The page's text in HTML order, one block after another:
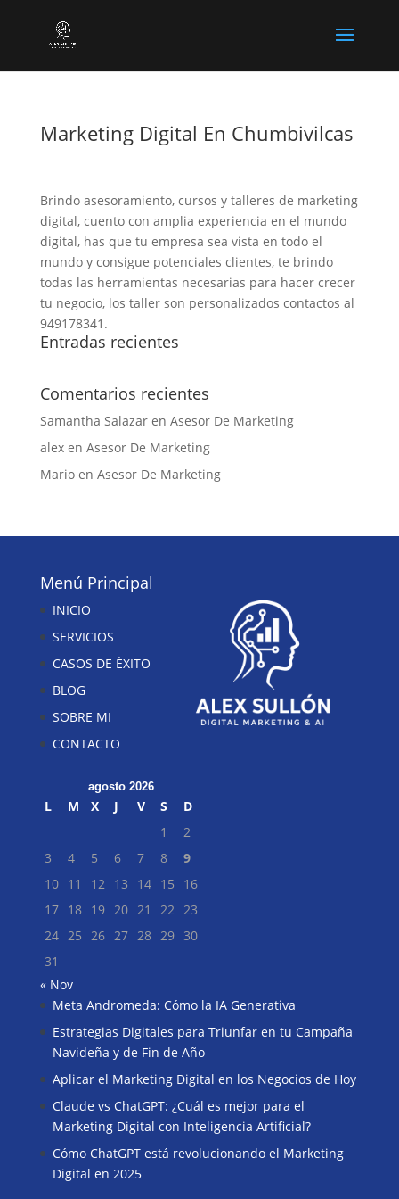
Marketing Digital En Chumbivilcas
Brindo asesoramiento, cursos y talleres de marketing
digital, cuento con amplia experiencia en el mundo
digital, has que tu empresa sea vista en todo el
mundo y consigue potenciales clientes, te brindo
todas las herramientas necesarias para hacer crecer
tu negocio, los taller son personalizados contactos al
949178341.
Entradas recientes
Comentarios recientes
Samantha Salazaren Asesor De Marketing
alexen Asesor De Marketing
Marioen Asesor De Marketing
Menú Principal
INICIO
SERVICIOS
CASOS DE ÉXITO
BLOG
SOBRE MI
CONTACTO
agosto 2026
L M X J V S
D
1
2
3
4 5 6 7 8
9
10 11 12 13 14 15
16
17 18 19 20 21 22 23
24 25 26 27 28 29 30
31
« Nov
Meta Andromeda: Cómo la IA Generativa
Estrategias Digitales para Triunfar en tu Campaña
Navideña y de Fin de Año
Aplicar el Marketing Digital en los Negocios de Hoy
Claude vs ChatGPT: ¿Cuál es mejor para el
Marketing Digital con Inteligencia Artificial?
Cómo ChatGPT está revolucionando el Marketing
Digital en 2025